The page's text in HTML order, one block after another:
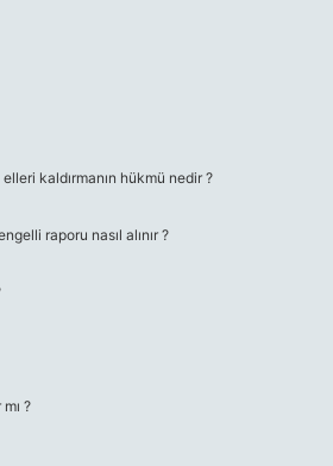
kaldırmanın hükmü nedir ?
raporu nasıl alınır ?
?